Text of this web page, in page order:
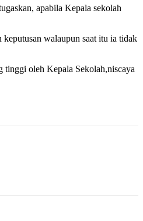
apabila Kepala sekolah
walaupun saat itu ia tidak
tinggi oleh Kepala Sekolah,niscaya